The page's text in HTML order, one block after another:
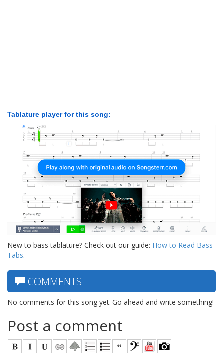
Tablature player for this song:
New to bass tablature? Check out our guide: How to Read Bass
Tabs.
COMMENTS
No comments for this song yet. Go ahead and write something!
Post a comment